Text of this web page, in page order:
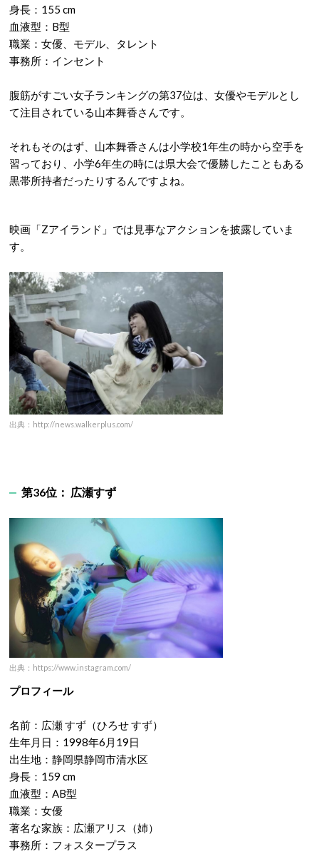
身長：155 cm
血液型：B型
職業：女優、モデル、タレント
事務所：インセント
腹筋がすごい女子ランキングの第37位は、女優やモデルとし
て注目されている山本舞香さんです。
それもそのはず、山本舞香さんは小学校1年生の時から空手を
習っており、小学6年生の時には県大会で優勝したこともある
黒帯所持者だったりするんですよね。
映画「Zアイランド」では見事なアクションを披露していま
す。
出典：http://news.walkerplus.com/
第36位： 広瀬すず
出典：https://www.instagram.com/
プロフィール
名前：広瀬 すず（ひろせ すず）
生年月日：1998年6月19日
出生地：静岡県静岡市清水区
身長：159 cm
血液型：AB型
職業：女優
著名な家族：広瀬アリス（姉）
事務所：フォスタープラス